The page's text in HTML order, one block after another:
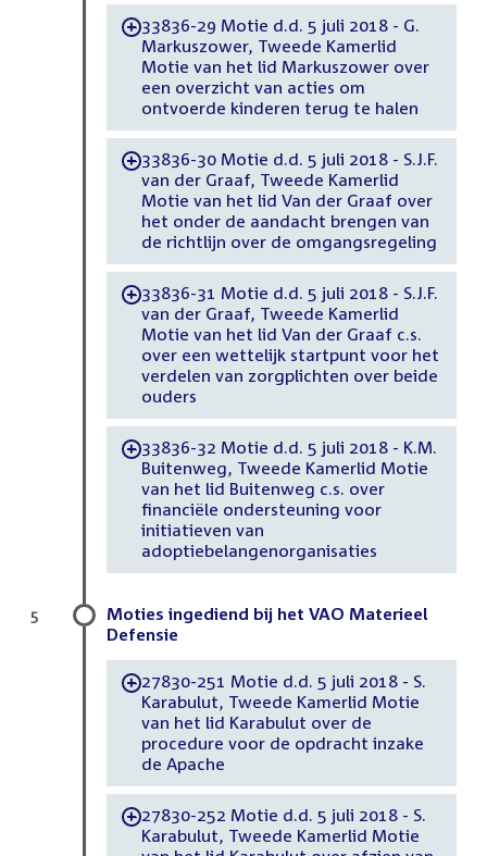
-33836-29 Motie d.d. 5 juli 2018 - G.
Markuszower, Tweede Kamerlid
Motie van het lid Markuszower over
een overzicht van acties om
ontvoerde kinderen terug te halen
-33836-30 Motie d.d. 5 juli 2018 - S.J.F.
van der Graaf, Tweede Kamerlid
Motie van het lid Van der Graaf over
het onder de aandacht brengen van
de richtlijn over de omgangsregeling
-33836-31 Motie d.d. 5 juli 2018 - S.J.F.
van der Graaf, Tweede Kamerlid
Motie van het lid Van der Graaf c.s.
over een wettelijk startpunt voor het
verdelen van zorgplichten over beide
ouders
-33836-32 Motie d.d. 5 juli 2018 - K.M.
Buitenweg, Tweede Kamerlid Motie
van het lid Buitenweg c.s. over
financiële ondersteuning voor
initiatieven van
adoptiebelangenorganisaties
Moties ingediend bij het VAO Materieel
Defensie
-27830-251 Motie d.d. 5 juli 2018 - S.
Karabulut, Tweede Kamerlid Motie
van het lid Karabulut over de
procedure voor de opdracht inzake
de Apache
-27830-252 Motie d.d. 5 juli 2018 - S.
Karabulut, Tweede Kamerlid Motie
5